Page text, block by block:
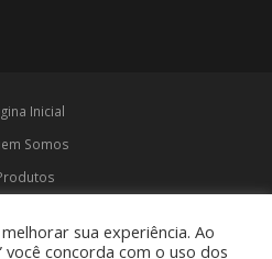
Inicial
Somos
Contato
sua experiência. Ao
você concorda com o uso dos